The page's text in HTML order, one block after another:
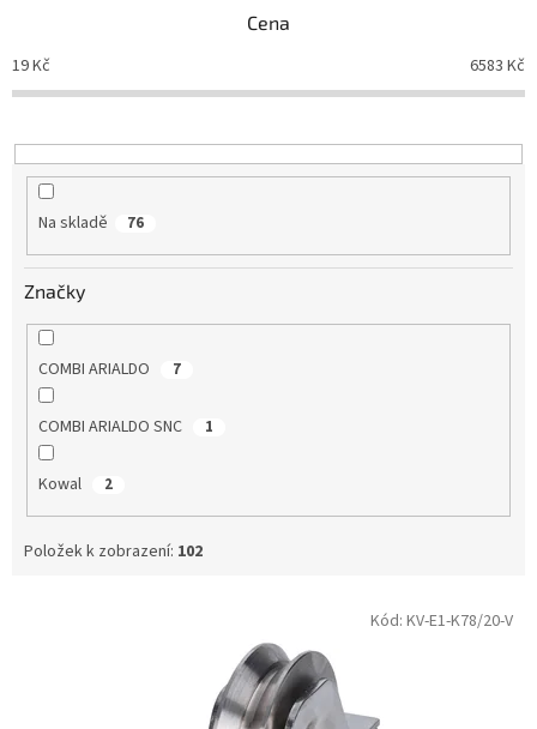
p
r
o
u
Cena
19Kč 6583 Kč
Na skladě 76
Značky
COMBI ARIALDO 7
COMBI ARIALDO SNC 1
Kowal 2
Položek k zobrazení: 102
Kód: KV-E1-K78/20-V